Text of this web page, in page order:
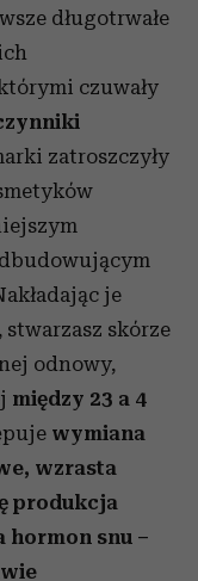
długotrwałe
czuwały
zatroszczyły
je
skórze
odnowy,
między 23 a 4
wymiana
wzrasta
produkcja
hormon snu –